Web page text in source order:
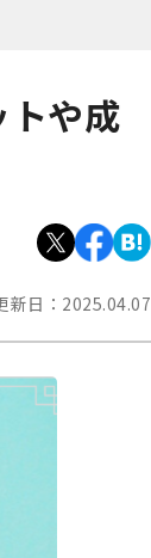
や成
新日： 2025.04.07